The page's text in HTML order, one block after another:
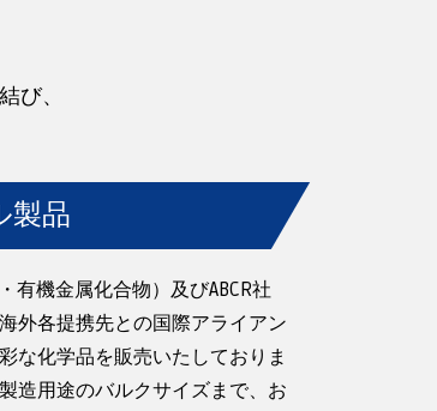
び、
製品
有機金属化合物）及びABCR社
外各提携先との国際アライアン
な化学品を販売いたしておりま
造用途のバルクサイズまで、お